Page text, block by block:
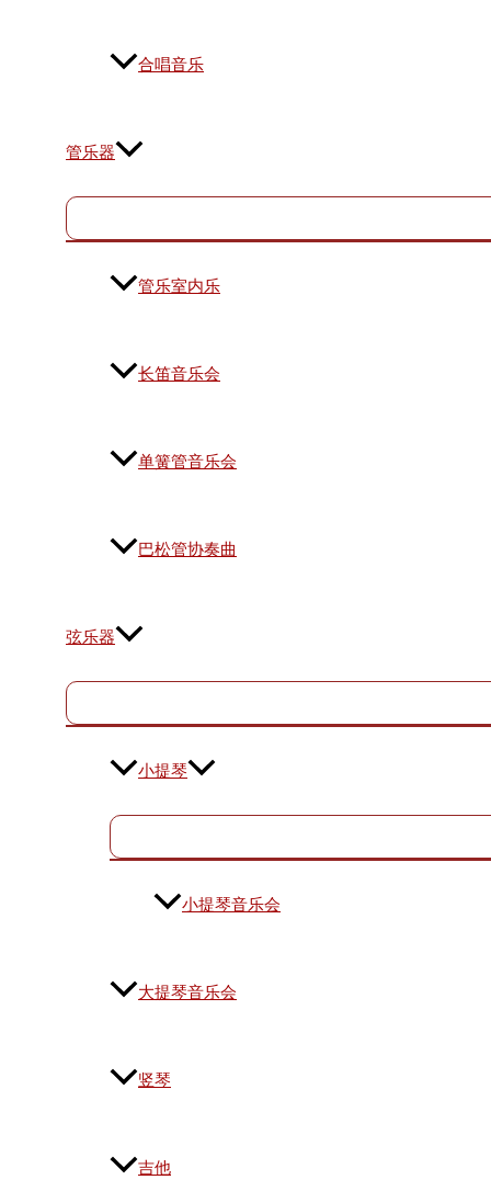
合唱音乐
管乐器
管乐室内乐
长笛音乐会
单簧管音乐会
巴松管协奏曲
弦乐器
小提琴
小提琴音乐会
大提琴音乐会
竖琴
吉他